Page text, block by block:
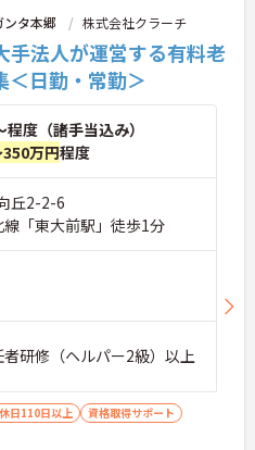
タ本郷 株式会社クラーチ
手法人が運営する有料老
＜日勤・常勤＞
程度（諸手当込み）
万円程度
丘2-2-6
「東大前駅」徒歩1分
研修（ヘルパー2級）以上
日110日以上
資格取得サポート